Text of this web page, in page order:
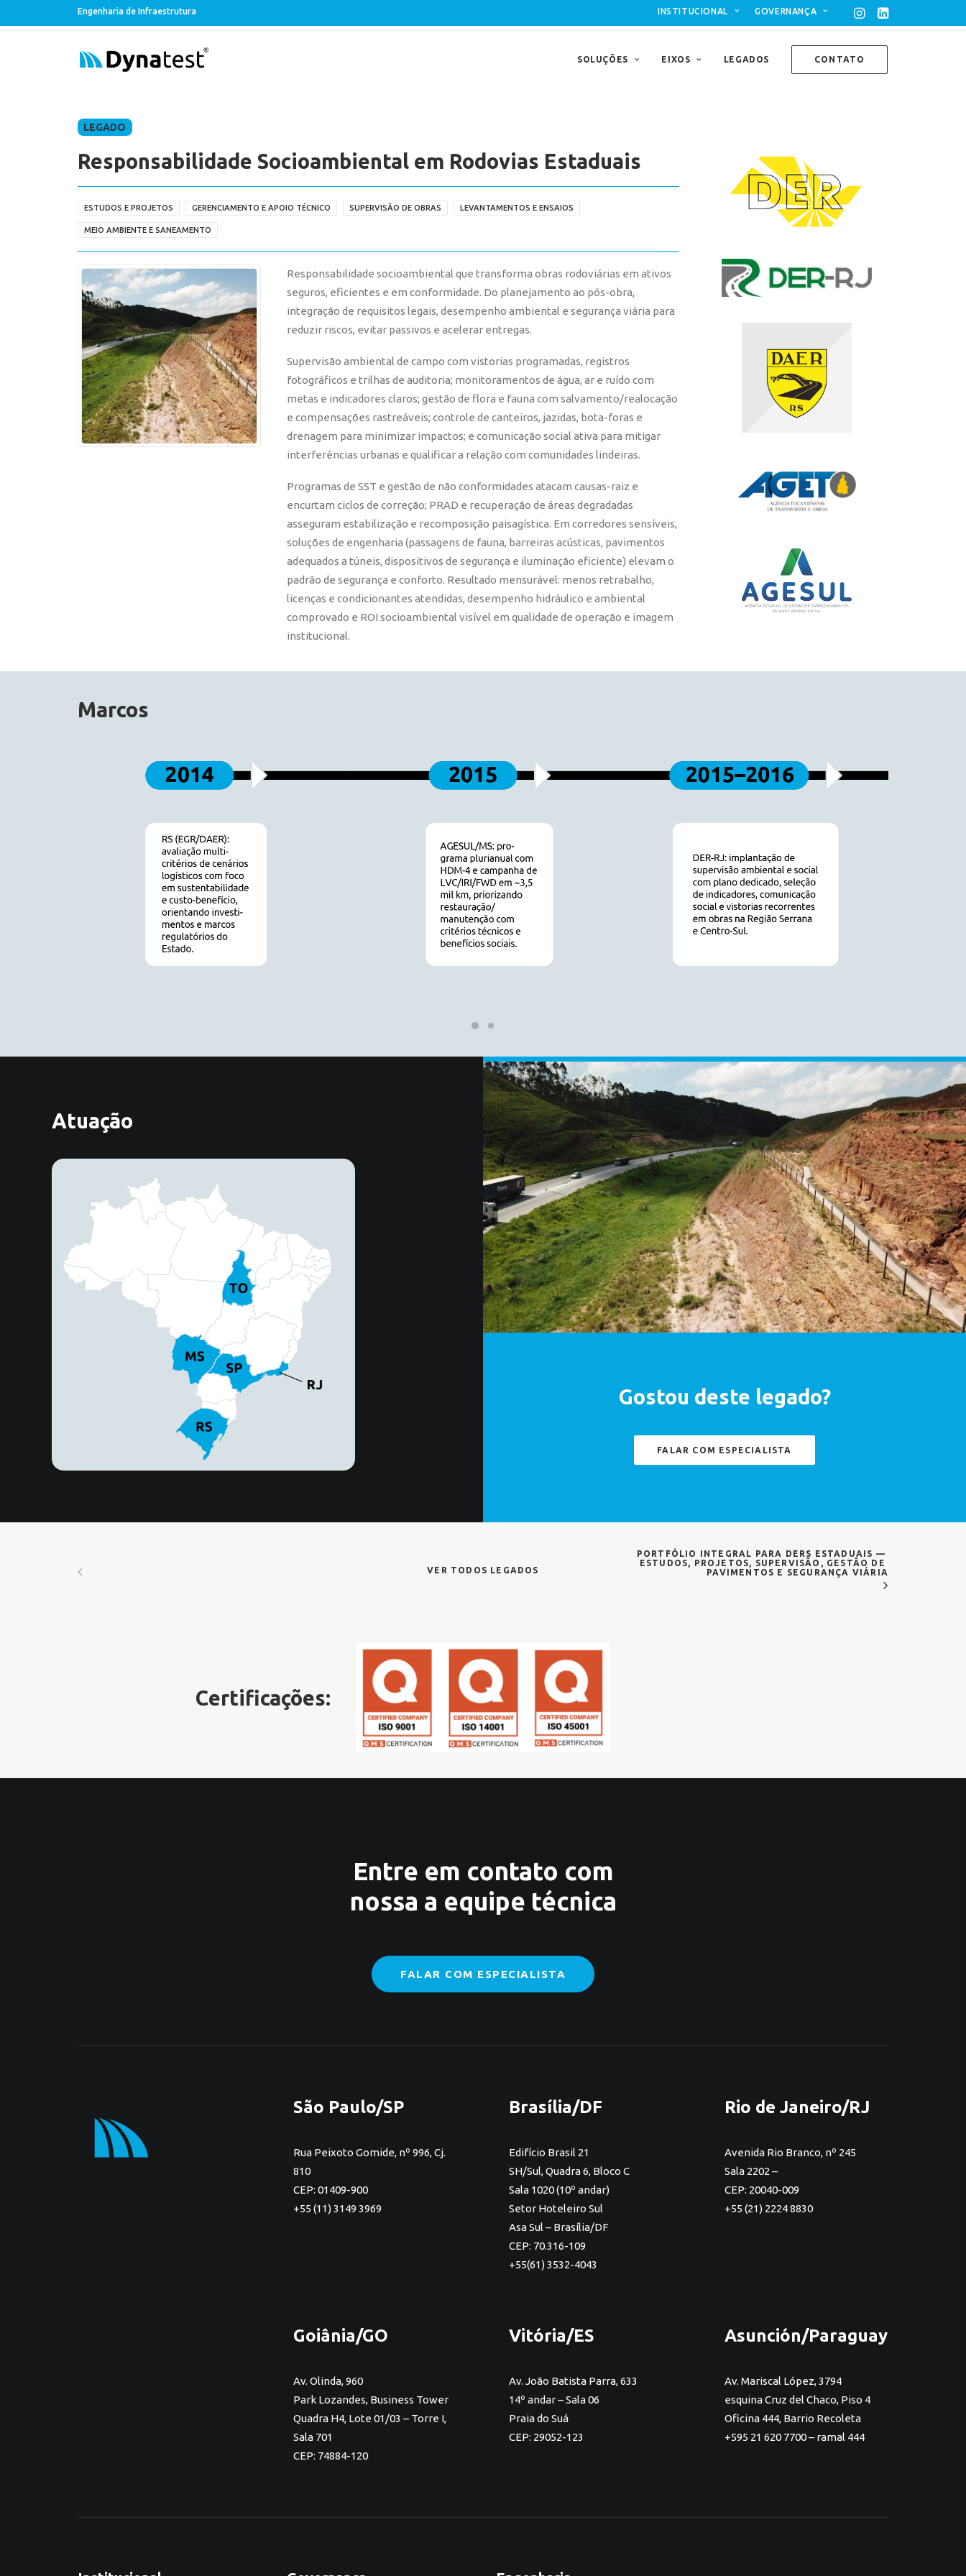
Engenharia de Infraestrutura INSTITUCIONAL GOVERNANÇA
SOLUÇÕES EIXOS LEGADOS CONTATO
LEGADO
Responsabilidade Socioambiental em Rodovias Estaduais
ESTUDOS E PROJETOS GERENCIAMENTO E APOIO TÉCNICO SUPERVISÃO DE OBRAS LEVANTAMENTOS E ENSAIOS
MEIO AMBIENTE E SANEAMENTO
Responsabilidade socioambiental que transforma obras rodoviárias em ativos
seguros, eficientes e em conformidade. Do planejamento ao pós-obra,
integração de requisitos legais, desempenho ambiental e segurança viária para
reduzir riscos, evitar passivos e acelerar entregas.
Supervisão ambiental de campo com vistorias programadas, registros
fotográficos e trilhas de auditoria; monitoramentos de água, ar e ruído com
metas e indicadores claros; gestão de flora e fauna com salvamento/realocação
e compensações rastreáveis; controle de canteiros, jazidas, bota-foras e
drenagem para minimizar impactos; e comunicação social ativa para mitigar
interferências urbanas e qualificar a relação com comunidades lindeiras.
Programas de SST e gestão de não conformidades atacam causas-raiz e
encurtam ciclos de correção; PRAD e recuperação de áreas degradadas
asseguram estabilização e recomposição paisagística. Em corredores sensíveis,
soluções de engenharia (passagens de fauna, barreiras acústicas, pavimentos
adequados a túneis, dispositivos de segurança e iluminação eficiente) elevam o
padrão de segurança e conforto. Resultado mensurável: menos retrabalho,
licenças e condicionantes atendidas, desempenho hidráulico e ambiental
comprovado e ROI socioambiental visível em qualidade de operação e imagem
institucional.
Marcos
Atuação
Gostou deste legado?
FALAR COM ESPECIALISTA
VER TODOS LEGADOS
PORTFÓLIO INTEGRAL PARA DERS ESTADUAIS —
ESTUDOS, PROJETOS, SUPERVISÃO, GESTÃO DE
PAVIMENTOS E SEGURANÇA VIÁRIA
Certificações:
Entre em contato com
nossa a equipe técnica
FALAR COM ESPECIALISTA
São Paulo/SP
Rua Peixoto Gomide, nº 996, Cj.
810
CEP: 01409-900
+55 (11) 3149 3969
Brasília/DF
Edifício Brasil 21
SH/Sul, Quadra 6, Bloco C
Sala 1020 (10º andar)
Setor Hoteleiro Sul
Asa Sul – Brasília/DF
CEP: 70.316-109
+55(61) 3532-4043
Rio de Janeiro/RJ
Avenida Rio Branco, nº 245
Sala 2202 –
CEP: 20040-009
+55 (21) 2224 8830
Goiânia/GO
Av. Olinda, 960
Park Lozandes, Business Tower
Quadra H4, Lote 01/03 – Torre I,
Sala 701
CEP: 74884-120
Vitória/ES
Av. João Batista Parra, 633
14º andar – Sala 06
Praia do Suá
CEP: 29052-123
Asunción/Paraguay
Av. Mariscal López, 3794
esquina Cruz del Chaco, Piso 4
Oficina 444, Barrio Recoleta
+595 21 620 7700 – ramal 444